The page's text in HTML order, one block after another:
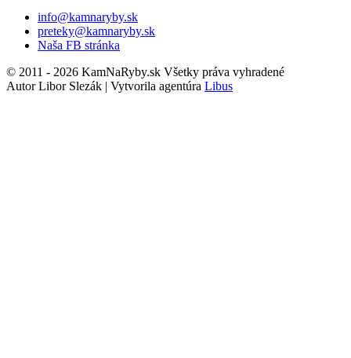
info@kamnaryby.sk
preteky@kamnaryby.sk
Naša FB stránka
© 2011 - 2026 KamNaRyby.sk Všetky práva vyhradené
Autor Libor Slezák | Vytvorila agentúra Libus